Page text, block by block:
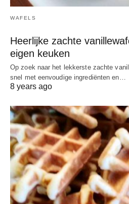
WAFELS
Heerlijke zachte
eigen keuken
Op zoek naar het lekkerste zachte
snel met eenvoudige ingrediënten en…
8 years ago